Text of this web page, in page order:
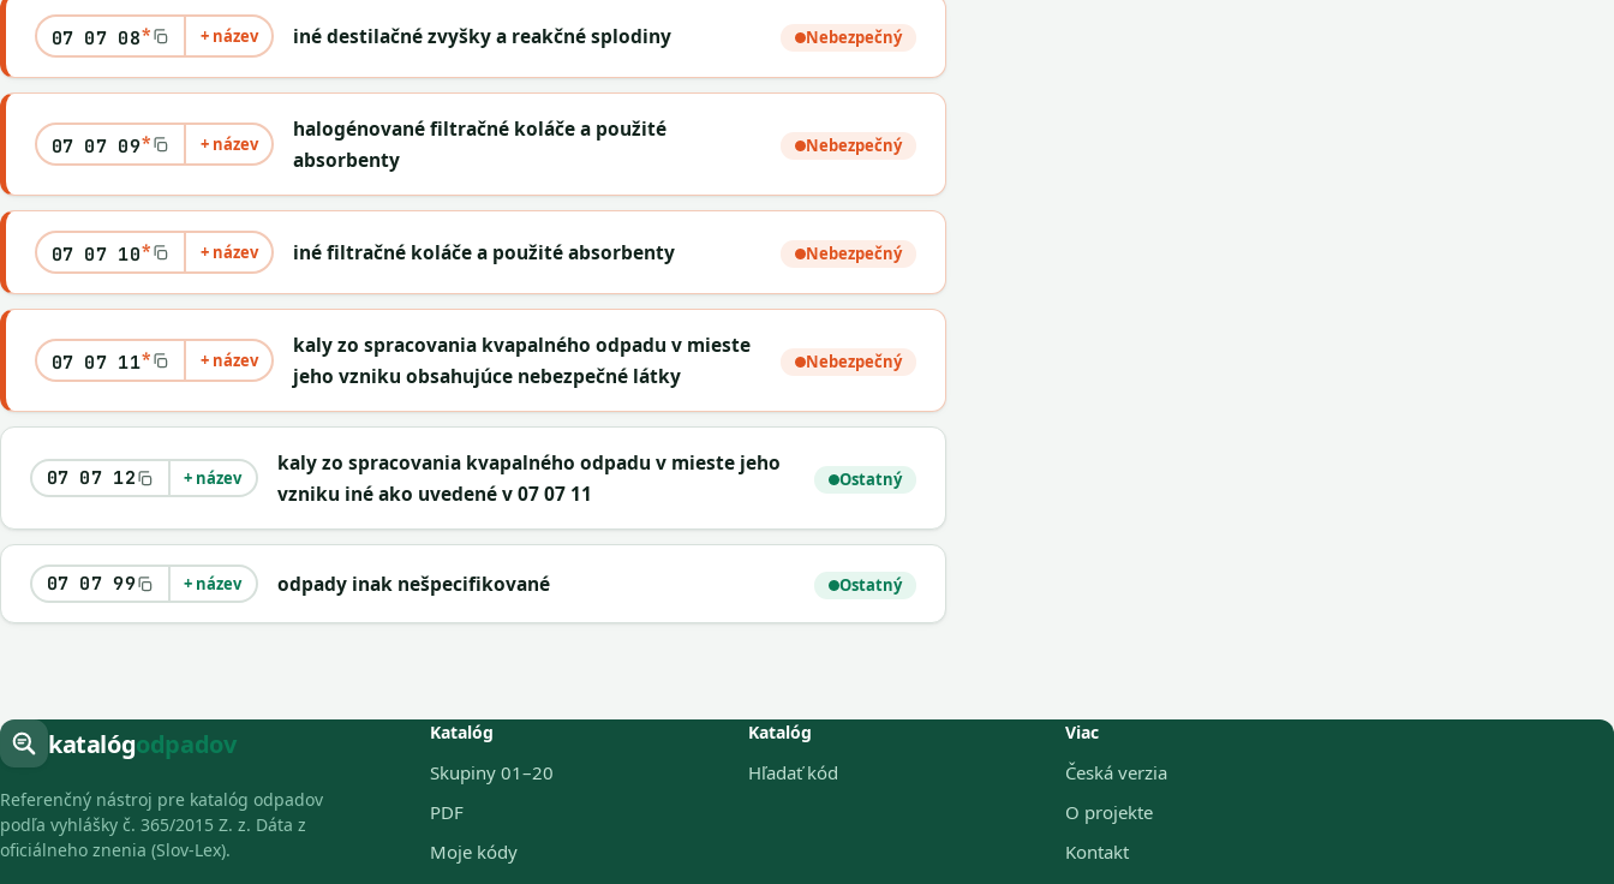
07 07 08* + název iné destilačné zvyšky a reakčné splodiny Nebezpečný
07 07 09* + název
halogénované filtračné koláče a použité
absorbenty
Nebezpečný
07 07 10* + název iné filtračné koláče a použité absorbenty Nebezpečný
07 07 11* + název
kaly zo spracovania kvapalného odpadu v mieste
jeho vzniku obsahujúce nebezpečné látky
Nebezpečný
07 07 12 + název
kaly zo spracovania kvapalného odpadu v mieste jeho
vzniku iné ako uvedené v 07 07 11
Ostatný
07 07 99 + název odpady inak nešpecifikované Ostatný
katalógodpadov
Referenčný nástroj pre katalóg odpadov
podľa vyhlášky č. 365/2015 Z. z. Dáta z
oficiálneho znenia (Slov-Lex).
Katalóg
Skupiny 01–20
PDF
Moje kódy
Katalóg
Hľadať kód
Viac
Česká verzia
O projekte
Kontakt